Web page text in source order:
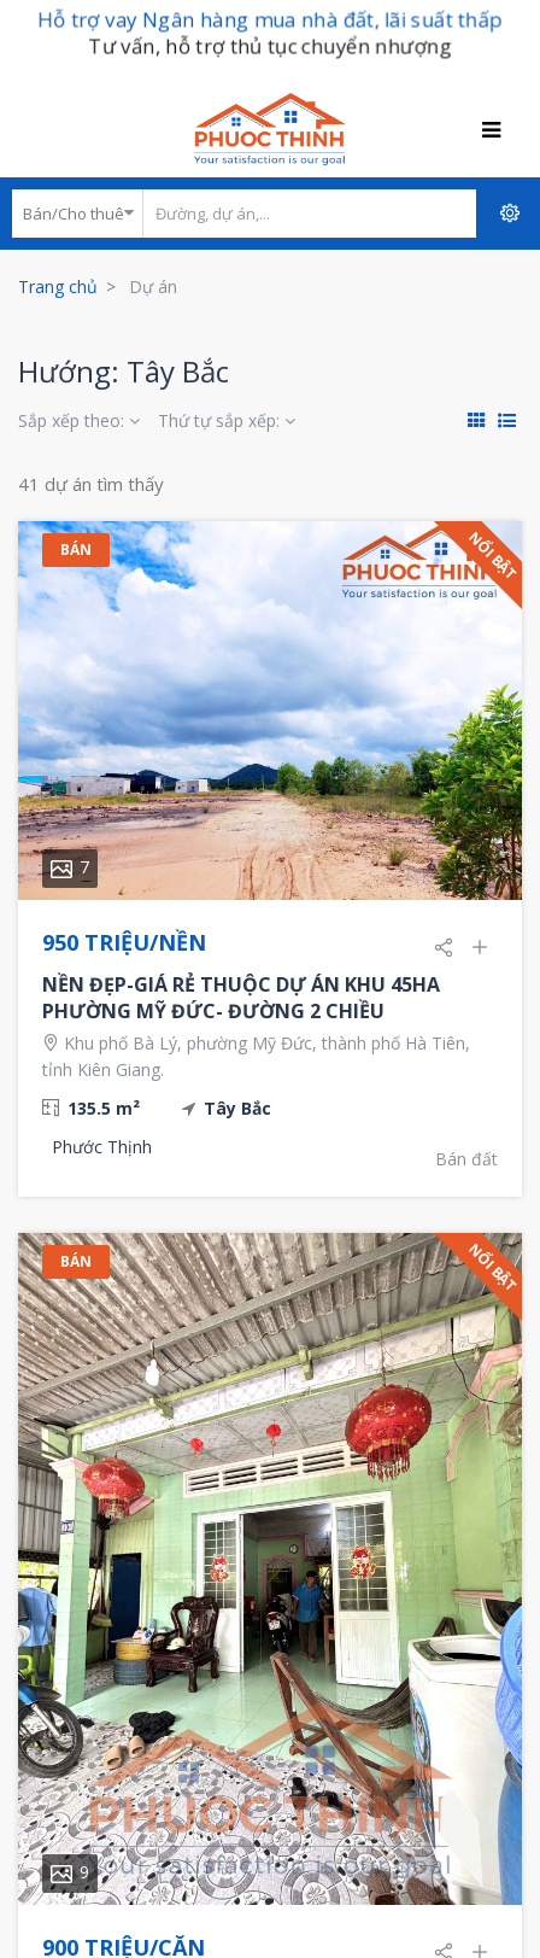
Hỗ trợ vay Ngân hàng mua nhà đất, lãi suất thấp
Tư vấn, hỗ trợ thủ tục chuyển nhượng
Trang chủ Dự án
Hướng: Tây Bắc
Sắp xếp theo: Thứ tự sắp xếp:
41 dự án tìm thấy
BÁN NỔI BẬT
7
950 TRIỆU/NỀN
NỀN ĐẸP-GIÁ RẺ THUỘC DỰ ÁN KHU 45HA
PHƯỜNG MỸ ĐỨC- ĐƯỜNG 2 CHIỀU
Khu phố Bà Lý, phường Mỹ Đức, thành phố Hà Tiên,
tỉnh Kiên Giang.
135.5 m²
Tây Bắc
Phước Thịnh
Bán đất
BÁN NỔI BẬT
9
900 TRIỆU/CĂN